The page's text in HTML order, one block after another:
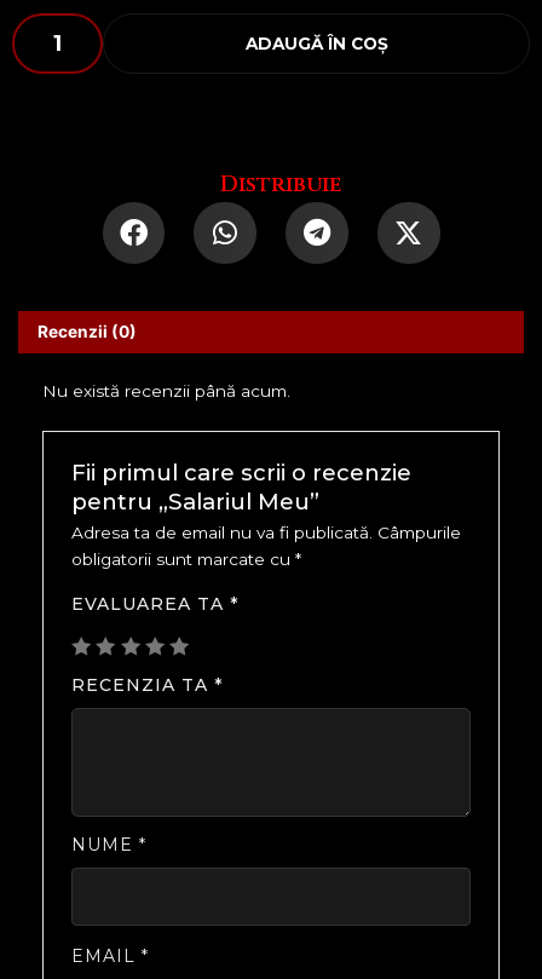
Cantitate
Salariul
Meu
ADAUGĂ ÎN COȘ
Distribuie
Recenzii (0)
Nu există recenzii până acum.
Fii primul care scrii o recenzie
pentru „Salariul Meu”
Adresa ta de email nu va fi publicată. Câmpurile
obligatorii sunt marcate cu *
EVALUAREA TA *
RECENZIA TA *
NUME *
EMAIL *